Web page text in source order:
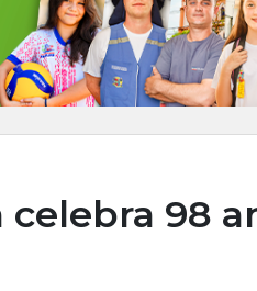
98